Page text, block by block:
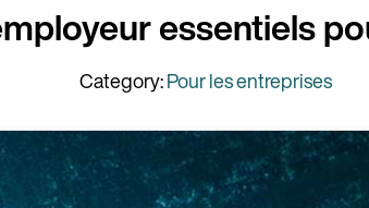
essentiels
Category:Pour les entreprises